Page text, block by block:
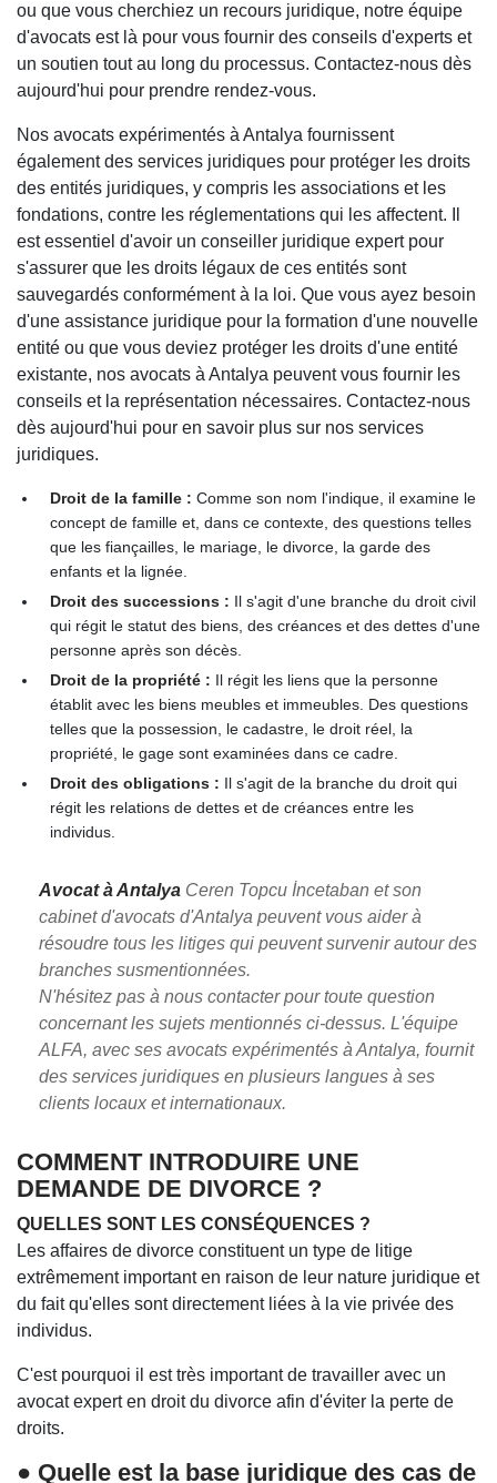
ou que vous cherchiez un recours juridique, notre équipe
d'avocats est là pour vous fournir des conseils d'experts et
un soutien tout au long du processus. Contactez-nous dès
aujourd'hui pour prendre rendez-vous.
Nos avocats expérimentés à Antalya fournissent
également des services juridiques pour protéger les droits
des entités juridiques, y compris les associations et les
fondations, contre les réglementations qui les affectent. Il
est essentiel d'avoir un conseiller juridique expert pour
s'assurer que les droits légaux de ces entités sont
sauvegardés conformément à la loi. Que vous ayez besoin
d'une assistance juridique pour la formation d'une nouvelle
entité ou que vous deviez protéger les droits d'une entité
existante, nos avocats à Antalya peuvent vous fournir les
conseils et la représentation nécessaires. Contactez-nous
dès aujourd'hui pour en savoir plus sur nos services
juridiques.
Droit de la famille : Comme son nom l'indique, il examine le
concept de famille et, dans ce contexte, des questions telles
que les fiançailles, le mariage, le divorce, la garde des
enfants et la lignée.
Droit des successions : Il s'agit d'une branche du droit civil
qui régit le statut des biens, des créances et des dettes d'une
personne après son décès.
Droit de la propriété : Il régit les liens que la personne
établit avec les biens meubles et immeubles. Des questions
telles que la possession, le cadastre, le droit réel, la
propriété, le gage sont examinées dans ce cadre.
Droit des obligations : Il s'agit de la branche du droit qui
régit les relations de dettes et de créances entre les
individus.
Avocat à Antalya Ceren Topcu İncetaban et son
cabinet d'avocats d'Antalya peuvent vous aider à
résoudre tous les litiges qui peuvent survenir autour des
branches susmentionnées.
N'hésitez pas à nous contacter pour toute question
concernant les sujets mentionnés ci-dessus. L'équipe
ALFA, avec ses avocats expérimentés à Antalya, fournit
des services juridiques en plusieurs langues à ses
clients locaux et internationaux.
COMMENT INTRODUIRE UNE
DEMANDE DE DIVORCE ?
QUELLES SONT LES CONSÉQUENCES ?
Les affaires de divorce constituent un type de litige
extrêmement important en raison de leur nature juridique et
du fait qu'elles sont directement liées à la vie privée des
individus.
C'est pourquoi il est très important de travailler avec un
avocat expert en droit du divorce afin d'éviter la perte de
droits.
● Quelle est la base juridique des cas de